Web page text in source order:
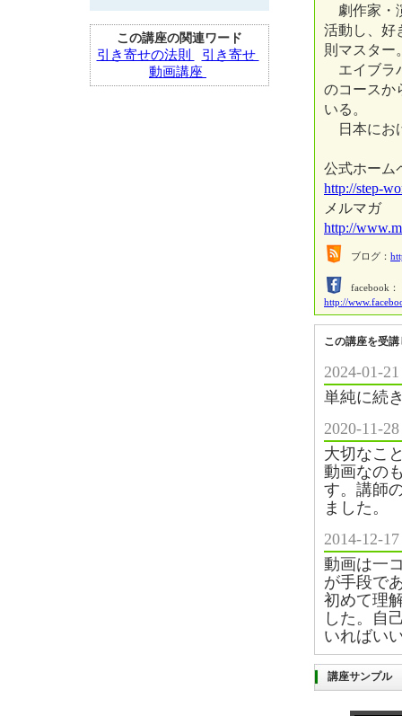
この講座の関連ワード
引き寄せの法則
引き寄せ
動画講座
劇作家・
活動し、好
則マスター
エイブラ
のコースか
いる。
日本にお
公式ホーム
http://step-
メルマガ
http://
ブログ：
facebook：
http://
この講座を受
2024-01-
単純に続
2020-11-
大切なこ
動画なの
す。講師
ました。
2014-12-
動画は一
が手段で
初めて理
した。自
いればい
講座サンプル